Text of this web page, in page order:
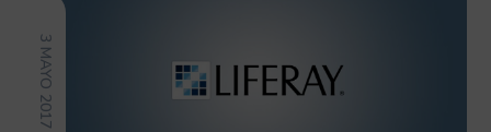
3 MAYO 2017